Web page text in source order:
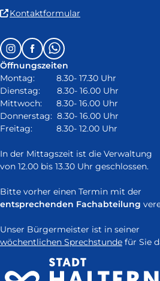
Kontaktformular
in
neuem
Fenster)
Follow
us
on:
InstagramFacebookWhatsapp
Öffnungszeiten
Montag: 8.30- 17.30 Uhr
Dienstag: 8.30- 16.00 Uhr
Mittwoch: 8.30- 16.00 Uhr
Donnerstag: 8.30- 16.00 Uhr
Freitag: 8.30- 12.00 Uhr
In der Mittagszeit ist die Verwaltung
von 12.00 bis 13.30 Uhr geschlossen.
Bitte vorher einen Termin mit der
entsprechenden Fachabteilung
Unser Bürgermeister ist in seiner
wöchentlichen Sprechstunde für Sie